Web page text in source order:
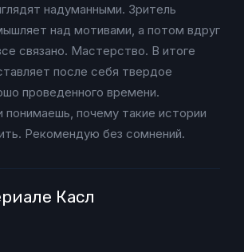
надуманными. Зритель
над мотивами, а потом вдруг
связано. Мастерство. В итоге
после себя твердое
проведенного времени.
почему такие истории
Рекомендую без сомнений.
Касл